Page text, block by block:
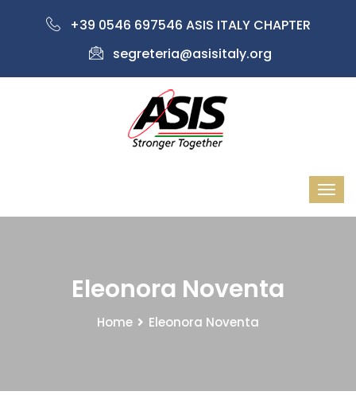
+39 0546 697546 ASIS ITALY CHAPTER
segreteria@asisitaly.org
Eleonora Noventa
Home Eleonora Noventa